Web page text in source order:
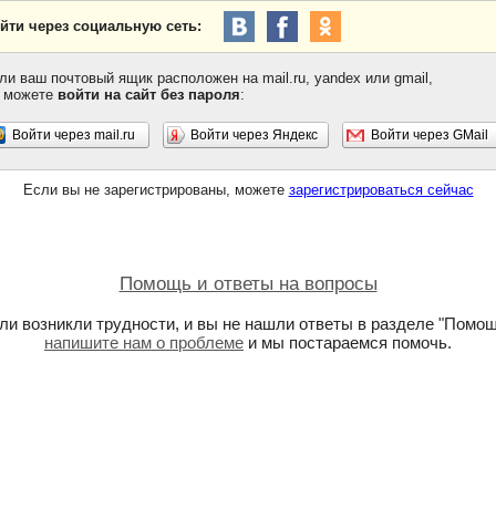
через социальную сеть:
ваш почтовый ящик расположен на mail.ru, yandex или gmail,
можете войти на сайт без пароля:
Войти через mail.ru Войти через Яндекс Войти через GMail
Если вы не зарегистрированы, можете зарегистрироваться сейчас
Помощь и ответы на вопросы
возникли трудности, и вы не нашли ответы в разделе
напишите нам о проблеме и мы постараемся помочь.